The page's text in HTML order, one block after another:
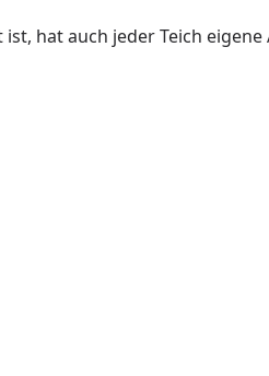
hat auch jeder Teich